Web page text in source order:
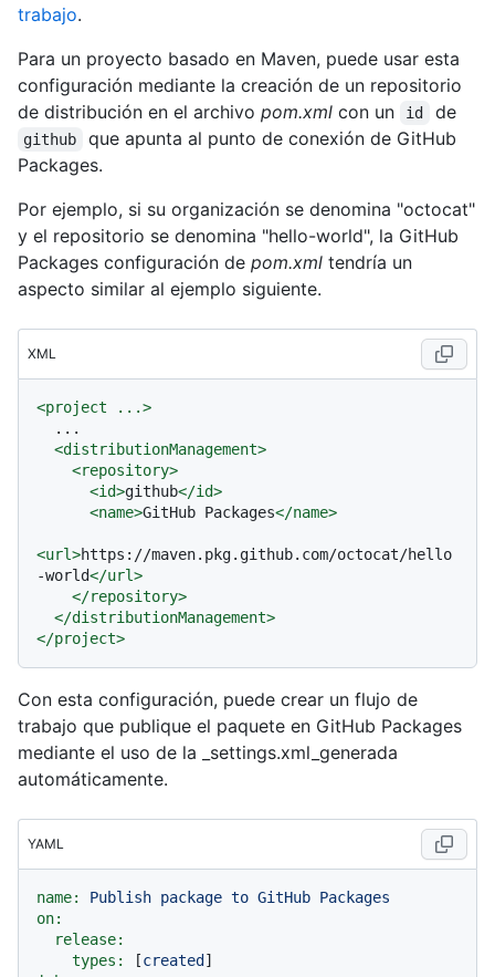
trabajo.
Para un proyecto basado en Maven, puede usar esta
configuración mediante la creación de un repositorio
de distribución en el archivo pom.xml con un id de
github
que apunta al punto de conexión de GitHub
Packages.
Por ejemplo, si su organización se denomina "octocat"
y el repositorio se denomina "hello-world", la GitHub
Packages configuración de pom.xml tendría un
aspecto similar al ejemplo siguiente.
XML
<project ...>
<distributionManagement>
<repository>
<id>github</id>
<name>GitHub Packages</name>
<url>https://maven.pkg.github.com/octocat/hello
-world</url>
</repository>
</distributionManagement>
</project>
Con esta configuración, puede crear un flujo de
trabajo que publique el paquete en GitHub Packages
mediante el uso de la _settings.xml_generada
automáticamente.
YAML
name: Publish package to GitHub Packages
on:
release:
types:
[created